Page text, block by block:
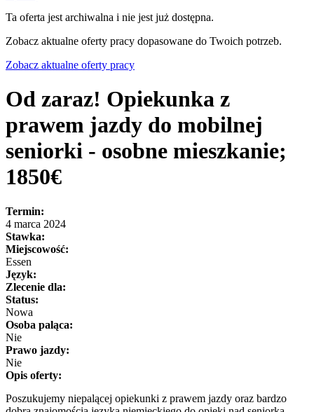
Ta oferta jest archiwalna i nie jest już dostępna.
Zobacz aktualne oferty pracy dopasowane do Twoich potrzeb.
Zobacz aktualne oferty pracy
Od zaraz! Opiekunka z
prawem jazdy do mobilnej
seniorki - osobne mieszkanie;
1850€
Termin:
4 marca 2024
Stawka:
Miejscowość:
Essen
Język:
Zlecenie dla:
Status:
Nowa
Osoba paląca:
Nie
Prawo jazdy:
Nie
Opis oferty:
Poszukujemy niepalącej opiekunki z prawem jazdy oraz bardzo